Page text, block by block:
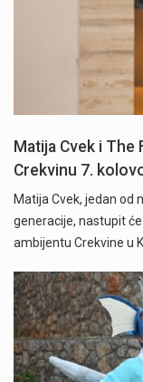
Matija Cvek i
Crekvinu 7.
Matija Cvek, jedan od
generacije, nastupit
ambijentu Crekvine u